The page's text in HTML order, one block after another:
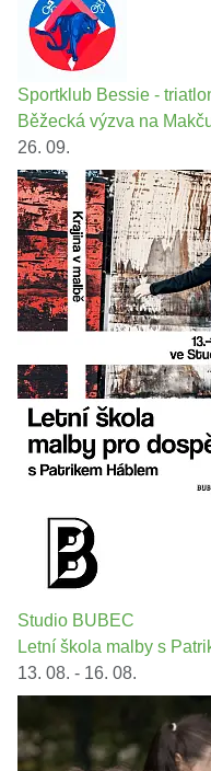
Sportklub Bessie -
Běžecká výzva na
26. 09.
Studio BUBEC
Letní škola malby s
13. 08. - 16. 08.